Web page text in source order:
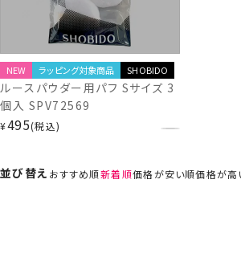
NEW ラッピング対象商品 SHOBIDO
ルースパウダー用パフ Sサイズ 3
個入 SPV72569
¥495 税込
並び替え おすすめ順新着順価格が安い順価格が高